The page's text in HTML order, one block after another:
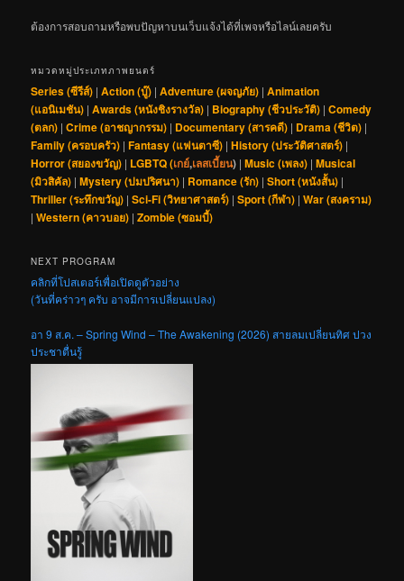
ต้องการสอบถามหรือพบปัญหาบนเว็บแจ้งได้ที่เพจหรือไลน์เลยครับ
หมวดหมู่ประเภทภาพยนตร์
Series (ซีรีส์) |Action (บู๊) |Adventure (ผจญภัย) |Animation
(แอนิเมชัน) |Awards (หนังชิงรางวัล) | Biography (ชีวประวัติ) |Comedy
(ตลก) |Crime (อาชญากรรม) | Documentary (สารคดี) | Drama (ชีวิต) |
Family (ครอบครัว) |Fantasy (แฟนตาซี) |History (ประวัติศาสตร์) |
Horror (สยองขวัญ) | LGBTQ (เกย์,เลสเบี้ยน) |Music (เพลง) |Musical
(มิวสิคัล) |Mystery (ปมปริศนา) | Romance (รัก) |Short (หนังสั้น) |
Thriller (ระทึกขวัญ) |Sci-Fi (วิทยาศาสตร์) |Sport (กีฬา) |War (สงคราม)
|Western (คาวบอย) |Zombie (ซอมบี้)
NEXT PROGRAM
คลิกที่โปสเตอร์เพื่อเปิดดูตัวอย่าง
(วันที่คร่าวๆ ครับ อาจมีการเปลี่ยนแปลง)
อา 9 ส.ค. – Spring Wind – The Awakening (2026) สายลมเปลี่ยนทิศ ปวง
ประชาตื่นรู้